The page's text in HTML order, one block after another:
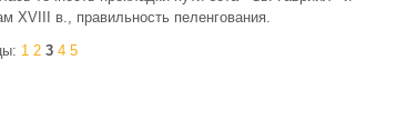
XVIII в., правильность пеленгования.
1 2 3 4 5